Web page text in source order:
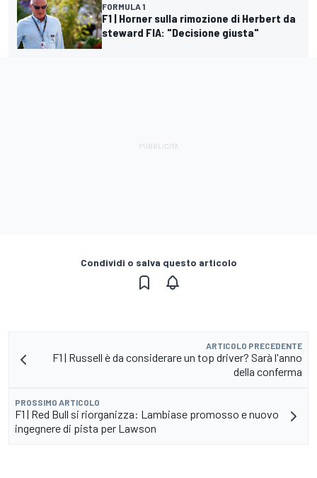
FORMULA 1
F1 | Horner sulla rimozione di Herbert da
steward FIA: "Decisione giusta"
Condividi o salva questo articolo
ARTICOLO PRECEDENTE
F1 | Russell è da considerare un top driver? Sarà l'anno
della conferma
PROSSIMO ARTICOLO
F1 | Red Bull si riorganizza: Lambiase promosso e nuovo
ingegnere di pista per Lawson